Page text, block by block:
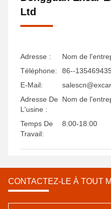
Ltd
Adresse :
Nom de
Téléphone:
86--
E-Mail:
Adresse De
L'usine :
Nom de
Temps De
Travail:
8:00-18:00
CONTACTEZ-LE À TOUT